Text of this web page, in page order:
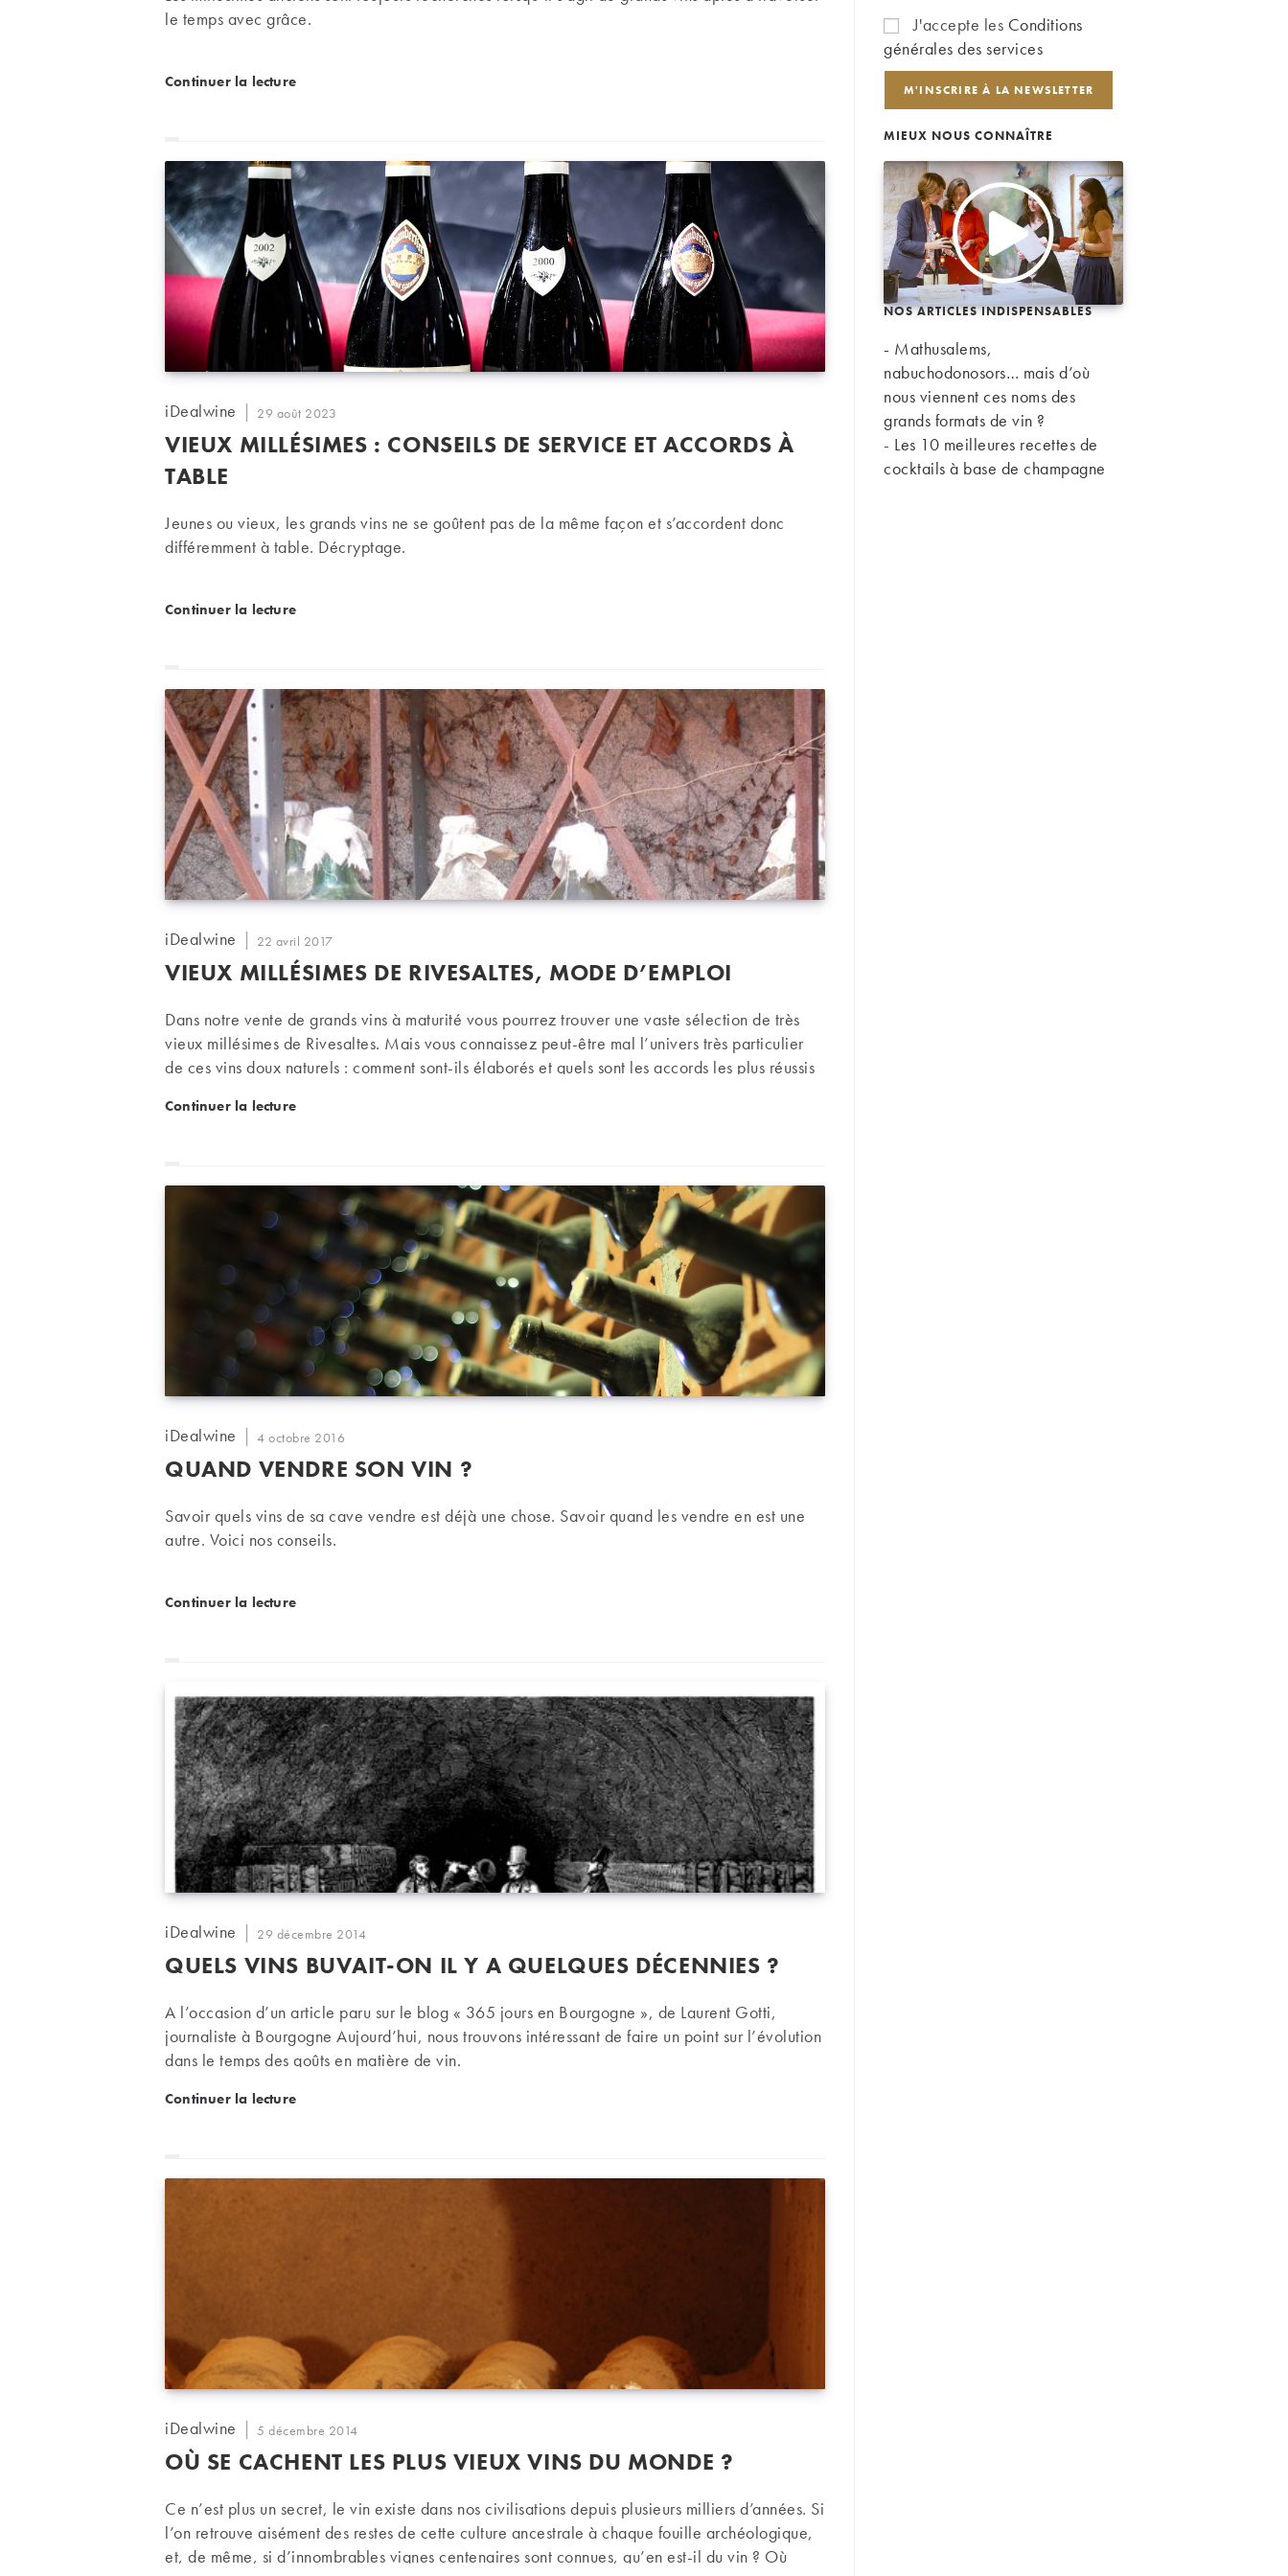
le temps avec grâce.
Continuer la lectureVos vieux vins ont-ils encore de la valeur ?
Auteur/autrice
la
publication :
iDealwine
Publication
publiée :
29 août 2023
VIEUX MILLÉSIMES : CONSEILS DE SERVICE ET ACCORDS À
TABLE
Jeunes ou vieux, les grands vins ne se goûtent pas de la même façon et s’accordent donc
différemment à table. Décryptage.
Continuer la lectureVieux millésimes : conseils de service et accords à table
Auteur/autrice
la
iDealwine
Publication
publiée :
22 avril 2017
VIEUX MILLÉSIMES DE RIVESALTES, MODE D’EMPLOI
Dans notre vente de grands vins à maturité vous pourrez trouver une vaste sélection de très
vieux millésimes de Rivesaltes. Mais vous connaissez peut-être mal l’univers très particulier
de ces vins doux naturels : comment sont-ils élaborés et quels sont les accords les plus réussis
Continuer la lectureVieux millésimes de Rivesaltes, mode d’emploi
Auteur/autrice
la
iDealwine
Publication
4 octobre 2016
QUAND VENDRE SON VIN ?
Savoir quels vins de sa cave vendre est déjà une chose. Savoir quand les vendre en est une
autre. Voici nos conseils.
Continuer la lectureQuand vendre son vin ?
Auteur/autrice
la
iDealwine
Publication
29 décembre 2014
QUELS VINS BUVAIT-ON IL Y A QUELQUES DÉCENNIES ?
A l’occasion d’un article paru sur le blog « 365 jours en Bourgogne », de Laurent Gotti,
journaliste à Bourgogne Aujourd’hui, nous trouvons intéressant de faire un point sur l’évolution
dans le temps des goûts en matière de vin.
Continuer la lectureQuels vins buvait-on il y a quelques décennies ?
Auteur/autrice
la
iDealwine
Publication
5 décembre 2014
OÙ SE CACHENT LES PLUS VIEUX VINS DU MONDE ?
Ce n’est plus un secret, le vin existe dans nos civilisations depuis plusieurs milliers d’années. Si
l’on retrouve aisément des restes de cette culture ancestrale à chaque fouille archéologique,
et, de même, si d’innombrables vignes centenaires sont connues, qu’en est-il du vin ? Où
J'accepte les Conditions
générales des services
MIEUX NOUS CONNAÎTRE
NOS ARTICLES INDISPENSABLES
- Mathusalems,
nabuchodonosors… mais d’où
nous viennent ces noms des
grands formats de vin ?
- Les 10 meilleures recettes de
cocktails à base de champagne